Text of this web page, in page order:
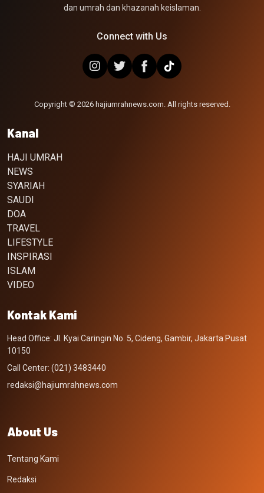
dan umrah dan khazanah keislaman.
Connect with Us
Copyright © 2026 hajiumrahnews.com. All rights reserved.
Kanal
HAJI UMRAH
NEWS
SYARIAH
SAUDI
DOA
TRAVEL
LIFESTYLE
INSPIRASI
ISLAM
VIDEO
Kontak Kami
Head Office: Jl. Kyai Caringin No. 5, Cideng, Gambir, Jakarta Pusat
10150
Call Center: (021) 3483440
redaksi@hajiumrahnews.com
About Us
Tentang Kami
Redaksi